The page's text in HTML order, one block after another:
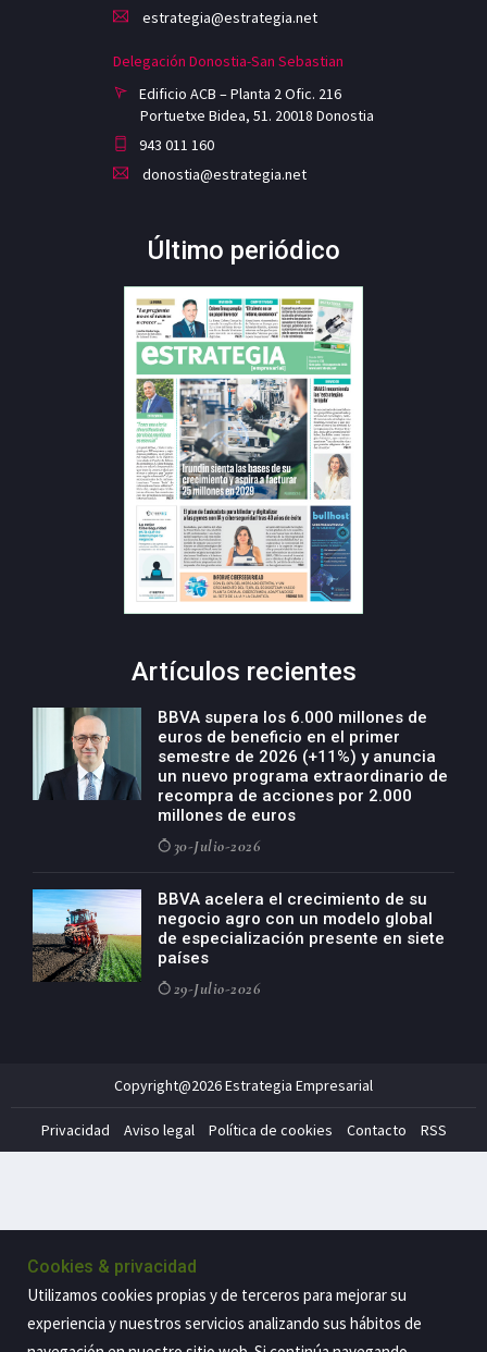
estrategia@estrategia.net
Delegación Donostia-San Sebastian
Edificio ACB – Planta 2 Ofic. 216
Portuetxe Bidea, 51. 20018 Donostia
943 011 160
donostia@estrategia.net
Último periódico
Artículos recientes
BBVA supera los 6.000 millones de
euros de beneficio en el primer
semestre de 2026 (+11%) y anuncia
un nuevo programa extraordinario de
recompra de acciones por 2.000
millones de euros
30-Julio-2026
BBVA acelera el crecimiento de su
negocio agro con un modelo global
de especialización presente en siete
países
29-Julio-2026
Copyright@2026 Estrategia Empresarial
Privacidad Aviso legal Política de cookies Contacto RSS
Cookies & privacidad
Utilizamos cookies propias y de terceros para mejorar su
experiencia y nuestros servicios analizando sus hábitos de